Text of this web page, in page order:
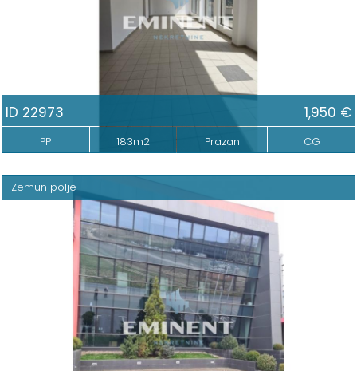
ID 22973 1,950 €
PP 183m2 Prazan CG
Zemun polje -